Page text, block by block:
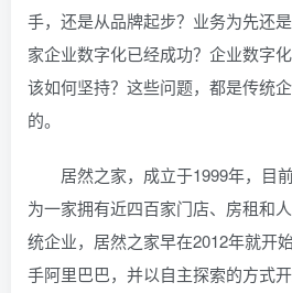
手，还是从品牌起步？业务为先还
家企业数字化已经成功？企业数字
该如何坚持？这些问题，都是传统
的。
居然之家，成立于1999年，目
为一家拥有近四百家门店、房租和
统企业，居然之家早在2012年就开
手阿里巴巴，并以自主探索的方式